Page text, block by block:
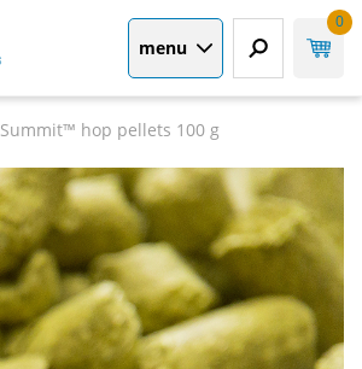
menu
0
Summit™ hop pellets 100 g